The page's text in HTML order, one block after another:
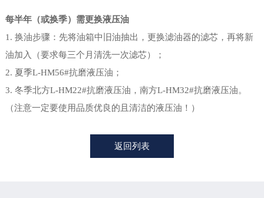
每半年（或换季）需更换液压油
1. 换油步骤：先将油箱中旧油抽出，更换滤油器的滤芯，再将新
油加入（要求每三个月清洗一次滤芯）；
2. 夏季L-HM56#抗磨液压油；
3. 冬季北方L-HM22#抗磨液压油，南方L-HM32#抗磨液压油。
（注意一定要使用品质优良的且清洁的液压油！）
返回列表